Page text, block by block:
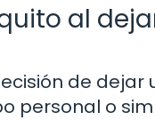
al
de dejar
personal o